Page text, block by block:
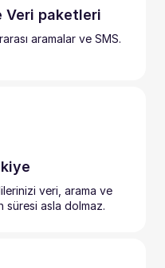
Veri paketleri
aramalar ve SMS.
veri, arama ve
süresi asla dolmaz.